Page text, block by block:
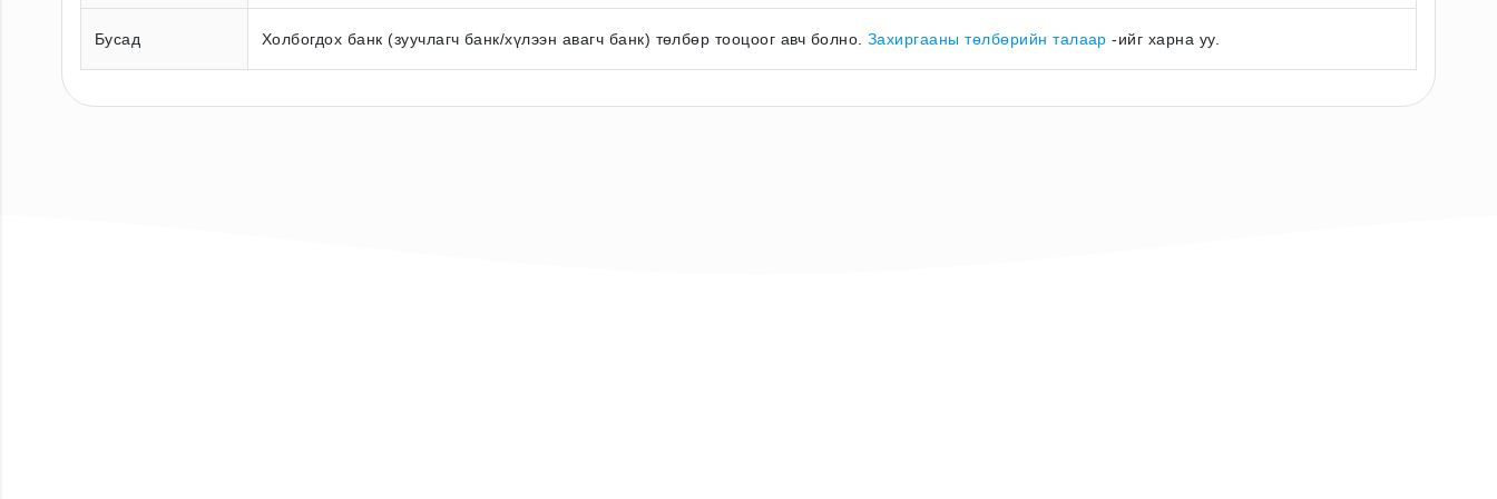
Бусад Холбогдох банк (зуучлагч банк/хүлээн авагч банк) төлбөр тооцоог авч болно. Захиргааны төлбөрийн талаар -ийг харна уу.